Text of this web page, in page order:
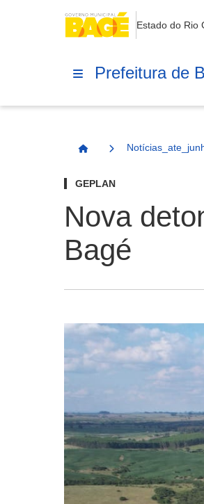
Estado do Rio
Prefeitura de
Página Inicial
GEPLAN
Nova
Bagé